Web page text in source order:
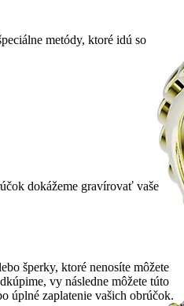
metódy, ktoré idú so
dokážeme gravírovať vaše
šperky, ktoré nenosíte môžete
vy následne môžete túto
úplné zaplatenie vašich obrúčok.